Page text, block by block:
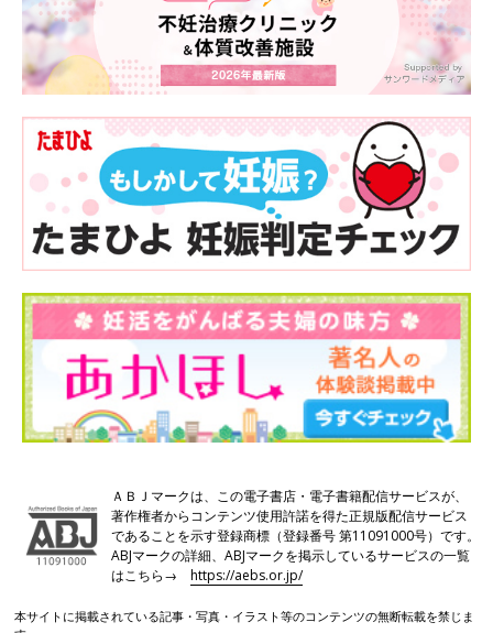
ＡＢＪマークは、この電子書店・電子書籍配信サービスが、
著作権者からコンテンツ使用許諾を得た正規版配信サービス
であることを示す登録商標（登録番号 第11091000号）です。
ABJマークの詳細、ABJマークを掲示しているサービスの一覧
はこちら→https://aebs.or.jp/
本サイトに掲載されている記事・写真・イラスト等のコンテンツの無断転載を禁じま